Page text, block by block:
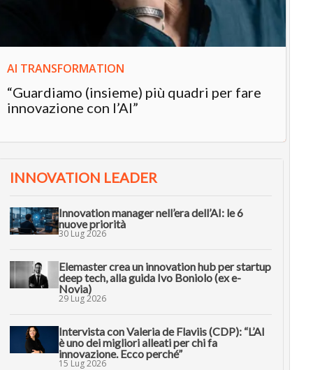
AI TRANSFORMATION
“Guardiamo (insieme) più quadri per fare
innovazione con l’AI”
INNOVATION LEADER
Innovation manager nell’era dell’AI: le 6
nuove priorità
30 Lug 2026
Elemaster crea un innovation hub per startup
deep tech, alla guida Ivo Boniolo (ex e-
Novia)
29 Lug 2026
Intervista con Valeria de Flaviis (CDP): “L’AI
è uno dei migliori alleati per chi fa
innovazione. Ecco perché”
15 Lug 2026